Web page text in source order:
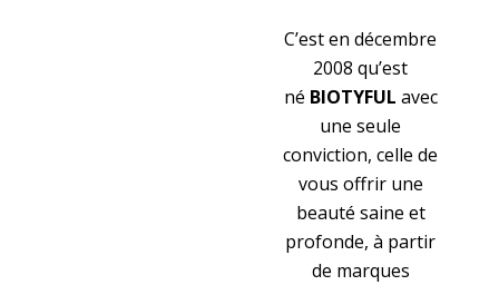
C’est en décembre
2008 qu’est
né BIOTYFUL avec
une seule
conviction, celle de
vous offrir une
beauté saine et
profonde, à partir
de marques